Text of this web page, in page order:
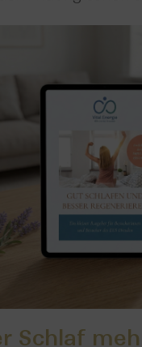
Schlaf